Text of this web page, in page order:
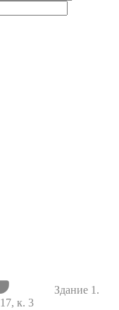
Здание 1.
к. 3